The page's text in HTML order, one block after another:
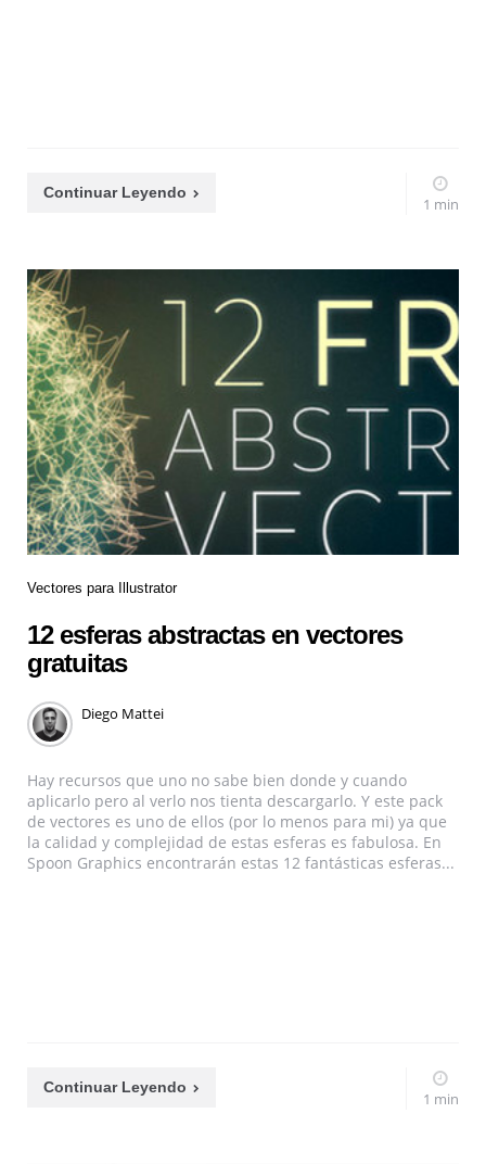
Continuar Leyendo
1 min
Vectores para Illustrator
12 esferas abstractas en vectores
gratuitas
Diego Mattei
Hay recursos que uno no sabe bien donde y cuando
aplicarlo pero al verlo nos tienta descargarlo. Y este pack
de vectores es uno de ellos (por lo menos para mi) ya que
la calidad y complejidad de estas esferas es fabulosa. En
Spoon Graphics encontrarán estas 12 fantásticas esferas...
Continuar Leyendo
1 min